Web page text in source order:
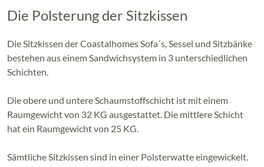
Die Polsterung der Sitzkissen
Die Sitzkissen der Coastalhomes Sofa´s, Sessel und Sitzbänke
bestehen aus einem Sandwichsystem in 3 unterschiedlichen
Schichten.
Die obere und untere Schaumstoffschicht ist mit einem
Raumgewicht von 32 KG ausgestattet. Die mittlere Schicht
hat ein Raumgewicht von 25 KG.
Sämtliche Sitzkissen sind in einer Polsterwatte eingewickelt.